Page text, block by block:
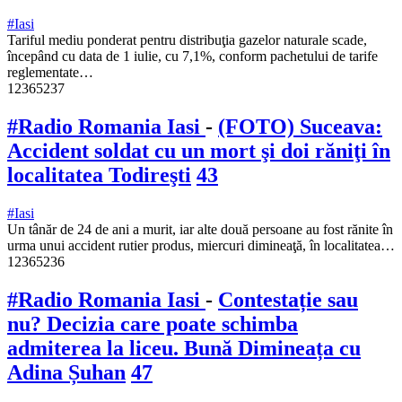
#Iasi
Tariful mediu ponderat pentru distribuţia gazelor naturale scade,
începând cu data de 1 iulie, cu 7,1%, conform pachetului de tarife
reglementate…
12365237
#Radio Romania Iasi - (FOTO) Suceava:
Accident soldat cu un mort şi doi răniţi în
localitatea Todireşti 43
#Iasi
Un tânăr de 24 de ani a murit, iar alte două persoane au fost rănite în
urma unui accident rutier produs, miercuri dimineaţă, în localitatea…
12365236
#Radio Romania Iasi - Contestație sau
nu? Decizia care poate schimba
admiterea la liceu. Bună Dimineața cu
Adina Șuhan 47